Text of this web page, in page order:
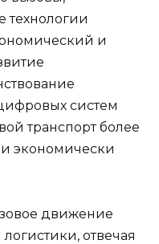
технологии
и
систем
транспорт более
экономически
движение
отвечая